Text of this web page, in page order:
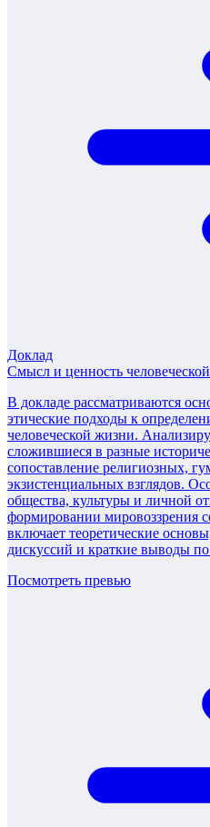
Доклад
Смысл и ценность
В докладе рассматриваются
этические подходы к
человеческой жизни.
сложившиеся в разные
сопоставление религиозных,
экзистенциальных взглядов.
общества, культуры и личной
формировании мировоззрения
включает теоретические
дискуссий и краткие выводы
Посмотреть превью